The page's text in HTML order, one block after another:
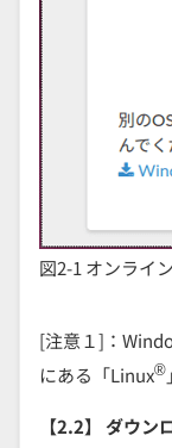
図2-1 オンライ
[注意１]：
にある「Linux®
【2.2】 ダウン